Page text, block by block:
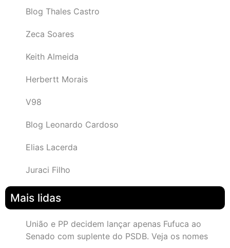
Blog Thales Castro
Zeca Soares
Keith Almeida
Herbertt Morais
V98
Blog Leonardo Cardoso
Elias Lacerda
Juraci Filho
Mais lidas
União e PP decidem lançar apenas Fufuca ao
Senado com suplente do PSDB. Veja os nomes